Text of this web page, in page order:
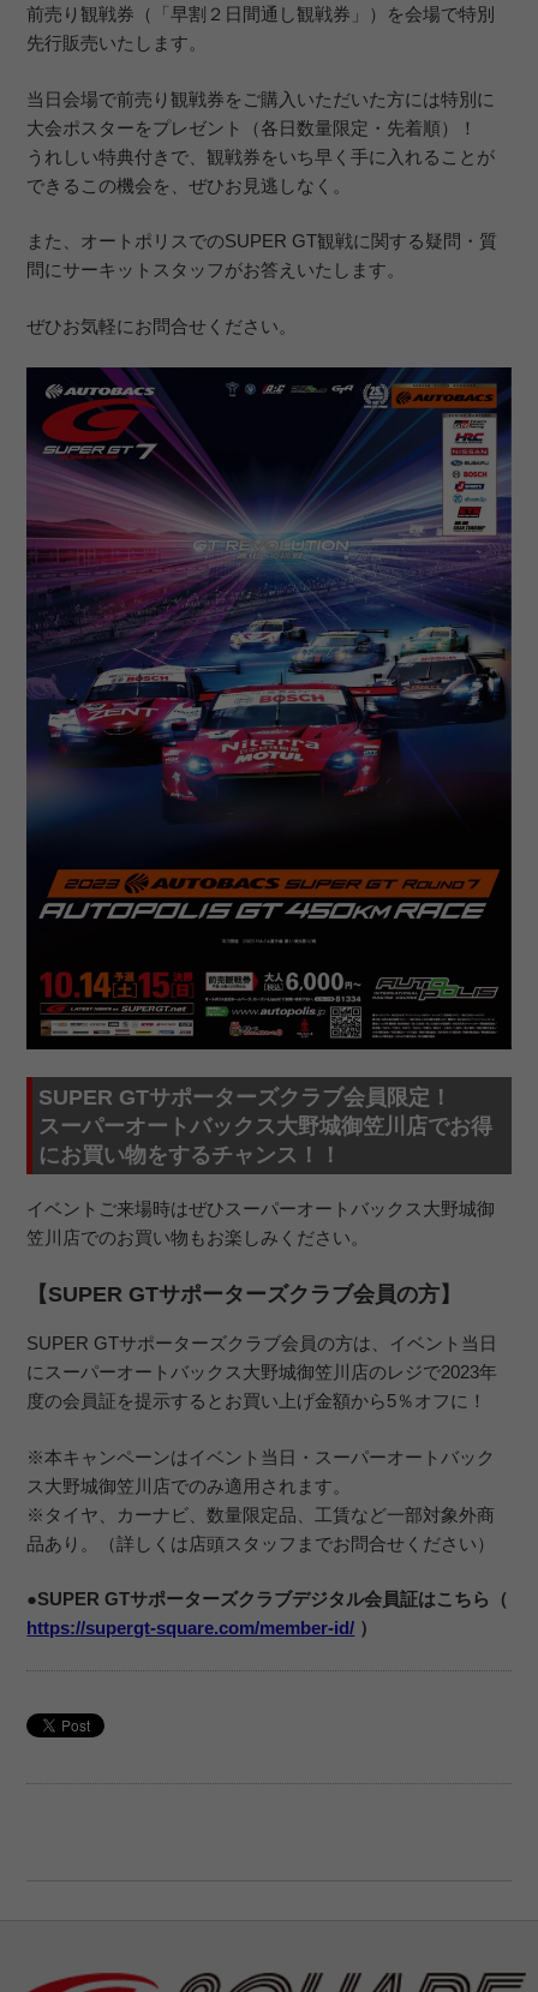
前売り観戦券（「早割２日間通し観戦券」）を会場で特別
先行販売いたします。
当日会場で前売り観戦券をご購入いただいた方には特別に
大会ポスターをプレゼント（各日数量限定・先着順）！
うれしい特典付きで、観戦券をいち早く手に入れることが
できるこの機会を、ぜひお見逃しなく。
また、オートポリスでのSUPER GT観戦に関する疑問・質
問にサーキットスタッフがお答えいたします。
ぜひお気軽にお問合せください。
SUPER GTサポーターズクラブ会員限定！
スーパーオートバックス大野城御笠川店でお得
にお買い物をするチャンス！！
イベントご来場時はぜひスーパーオートバックス大野城御
笠川店でのお買い物もお楽しみください。
【SUPER GTサポーターズクラブ会員の方】
SUPER GTサポーターズクラブ会員の方は、イベント当日
にスーパーオートバックス大野城御笠川店のレジで2023年
度の会員証を提示するとお買い上げ金額から5％オフに！
※本キャンペーンはイベント当日・スーパーオートバック
ス大野城御笠川店でのみ適用されます。
※タイヤ、カーナビ、数量限定品、工賃など一部対象外商
品あり。（詳しくは店頭スタッフまでお問合せください）
●SUPER GTサポーターズクラブデジタル会員証はこちら（
https://supergt-square.com/member-id/ ）